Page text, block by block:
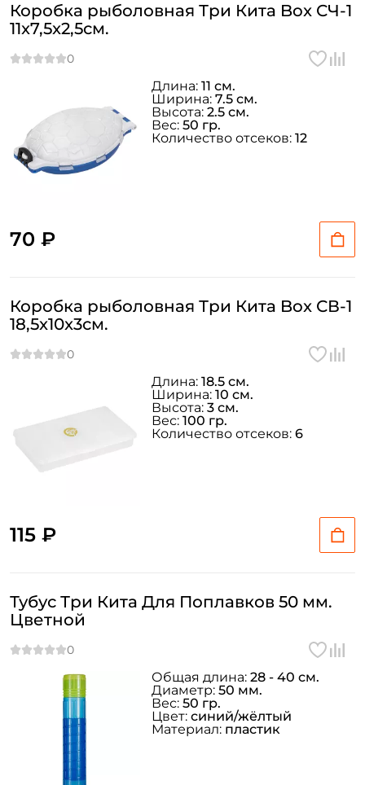
Коробка рыболовная Три Кита Box СЧ-1
11x7,5x2,5см.
70 ₽
Длина: 11 см.
Ширина: 7.5 см.
Высота: 2.5 см.
Вес: 50 гр.
Количество отсеков: 12
Коробка рыболовная Три Кита Box СВ-1
18,5x10x3см.
115 ₽
Длина: 18.5 см.
Ширина: 10 см.
Высота: 3 см.
Вес: 100 гр.
Количество отсеков: 6
Тубус Три Кита Для Поплавков 50 мм.
Цветной
Общая длина: 28 - 40 см.
Диаметр: 50 мм.
Вес: 50 гр.
Цвет: синий/жёлтый
Материал: пластик